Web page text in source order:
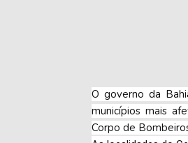
O governo da
municípios mais
Corpo de